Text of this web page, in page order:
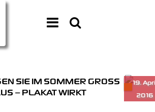
SIE IM SOMMER GROSS
– PLAKAT WIRKT